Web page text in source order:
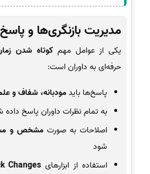
مدیریت بازنگری‌ها و
یکی از عوامل مهم کوتاه شدن
حرفه‌ای به داوران است:
پاسخ‌ها بایدمودبانه، شفاف و
به تمام نظرات داوران پاسخ داده
اصلاحات به صورتمشخص و
شود
استفاده از ابزارهای Changes